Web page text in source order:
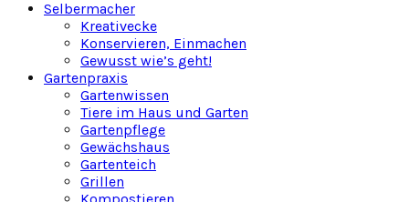
Selbermacher
Kreativecke
Konservieren, Einmachen
Gewusst wie’s geht!
Gartenpraxis
Gartenwissen
Tiere im Haus und Garten
Gartenpflege
Gewächshaus
Gartenteich
Grillen